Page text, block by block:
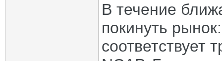
В течение
покинуть
соответствует